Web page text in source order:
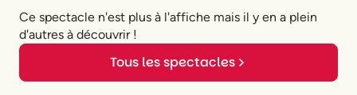
Ce spectacle n'est plus à l'affiche mais il y en a plein
d'autres à découvrir !
Tous les spectacles